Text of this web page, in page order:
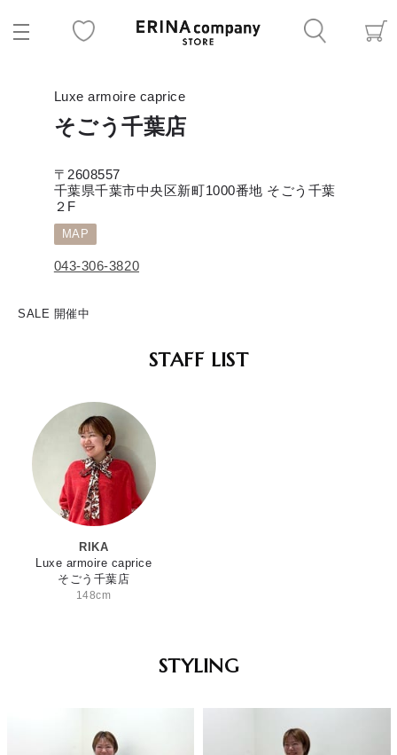
Luxe armoire caprice
そごう千葉店
〒2608557
千葉県千葉市中央区新町1000番地 そごう千葉
２F
MAP
043-306-3820
SALE 開催中
STAFF LIST
RIKA
Luxe armoire caprice
そごう千葉店
148cm
STYLING